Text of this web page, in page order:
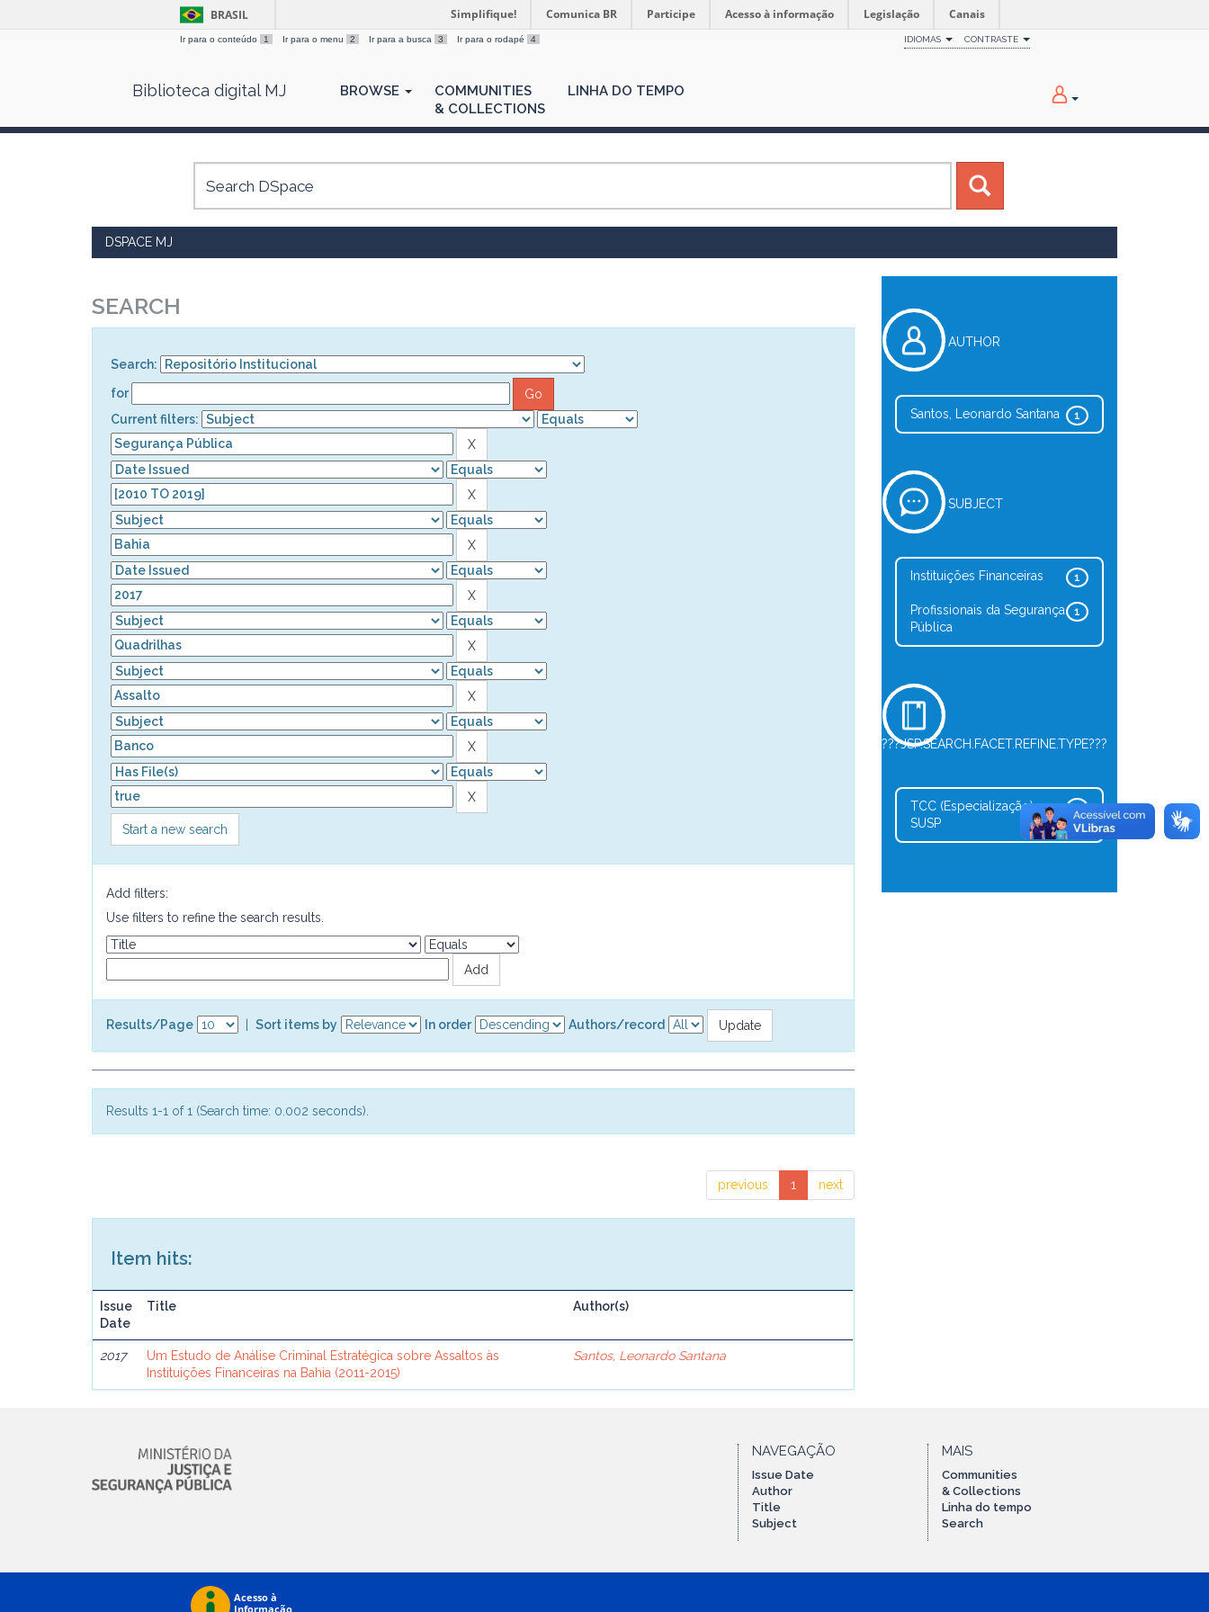
BRASIL Simplifique! Comunica BR Participe Acesso à informação Legislação Canais
Ir para o conteúdo 1 Ir para o menu 2 Ir para a busca 3 Ir para o rodapé 4 IDIOMAS CONTRASTE
Biblioteca digital MJ BROWSE
COMMUNITIES
& COLLECTIONS
LINHA DO TEMPO
DSPACE MJ
SEARCH
Search:
for
Current filters:
Start a new search
Add filters:
Use filters to refine the search results.
Results/Page Sort items by In order Authors/record
Results 1-1 of 1 (Search time: 0.002 seconds).
previous 1 next
Item hits:
Issue
Date
Title Author(s)
2017
Um Estudo de Análise Criminal Estratégica sobre Assaltos às
Instituições Financeiras na Bahia (2011-2015)
Santos, Leonardo Santana
AUTHOR
1
Santos, Leonardo Santana
SUBJECT
1
Instituições Financeiras
1
Profissionais da Segurança
Pública
???JSP.SEARCH.FACET.REFINE.TYPE???
1
TCC (Especialização) -
SUSP
NAVEGAÇÃO
Issue Date
Author
Title
Subject
MAIS
Communities
& Collections
Linha do tempo
Search